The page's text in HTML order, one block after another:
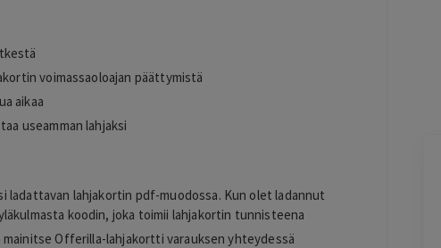
voimassaoloajan päättymistä
aikaa
useamman lahjaksi
ladattavan lahjakortin pdf-muodossa. Kun olet ladannut
koodin, joka toimii lahjakortin tunnisteena
mainitse Offerilla-lahjakortti varauksen yhteydessä
2 days ago
Hyvä hintalaatu suhde, suositukset.
Lisätty